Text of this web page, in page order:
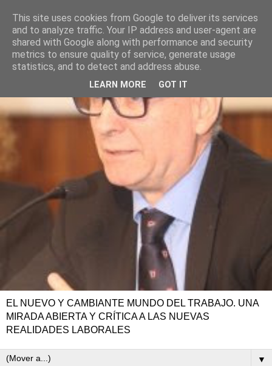
EL NUEVO Y CAMBIANTE MUNDO DEL TRABAJO. UNA
MIRADA ABIERTA Y CRÍTICA A LAS NUEVAS
REALIDADES LABORALES
▼
This site uses cookies from Google to deliver its services
and to analyze traffic. Your IP address and user-agent are
shared with Google along with performance and security
metrics to ensure quality of service, generate usage
statistics, and to detect and address abuse.
LEARN MORE GOT IT